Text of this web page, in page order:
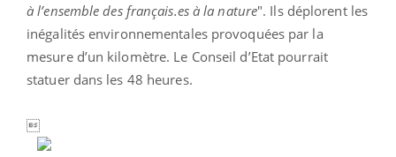
à l’ensemble des français.es à la nature". Ils déplorent les
inégalités environnementales provoquées par la
mesure d’un kilomètre. Le Conseil d’Etat pourrait
statuer dans les 48 heures.
